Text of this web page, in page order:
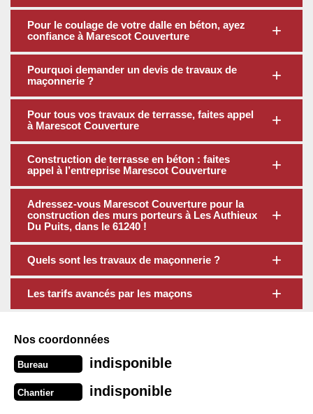
Pour le coulage de votre dalle en béton, ayez
confiance à Marescot Couverture
Pourquoi demander un devis de travaux de
maçonnerie ?
Pour tous vos travaux de terrasse, faites appel
à Marescot Couverture
Construction de terrasse en béton : faites
appel à l’entreprise Marescot Couverture
Adressez-vous Marescot Couverture pour la
construction des murs porteurs à Les Authieux
Du Puits, dans le 61240 !
Quels sont les travaux de maçonnerie ?
Les tarifs avancés par les maçons
Nos coordonnées
Bureau indisponible
Chantier indisponible